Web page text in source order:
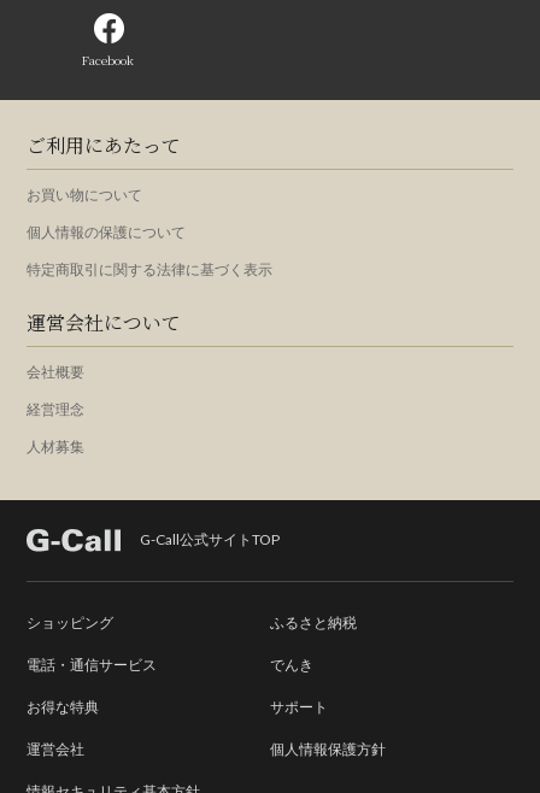
Facebook
ご利用にあたって
お買い物について
個人情報の保護について
特定商取引に関する法律に基づく表示
運営会社について
会社概要
経営理念
人材募集
G-Call公式サイトTOP
ショッピング ふるさと納税
電話・通信サービス でんき
お得な特典 サポート
運営会社 個人情報保護方針